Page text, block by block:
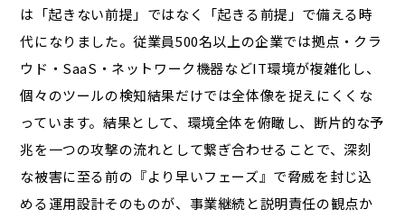
は「起きない前提」ではなく「起きる前提」で備える時
代になりました。従業員500名以上の企業では拠点・クラ
ウド・SaaS・ネットワーク機器などIT環境が複雑化し、
個々のツールの検知結果だけでは全体像を捉えにくくな
っています。結果として、環境全体を俯瞰し、断片的な予
兆を一つの攻撃の流れとして繋ぎ合わせることで、深刻
な被害に至る前の『より早いフェーズ』で脅威を封じ込
める運用設計そのものが、事業継続と説明責任の観点か